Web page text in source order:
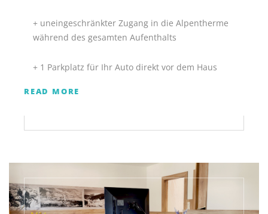
+ uneingeschränkter Zugang in die Alpentherme
während des gesamten Aufenthalts
+ 1 Parkplatz für Ihr Auto direkt vor dem Haus
READ MORE